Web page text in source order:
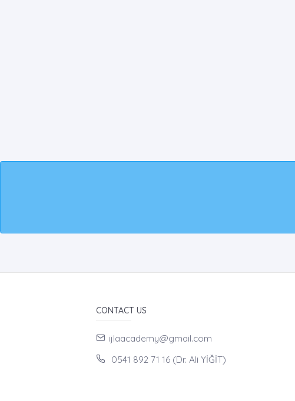
CONTACT US
ijlaacademy@gmail.com
0541 892 71 16 (Dr. Ali YİĞİT)